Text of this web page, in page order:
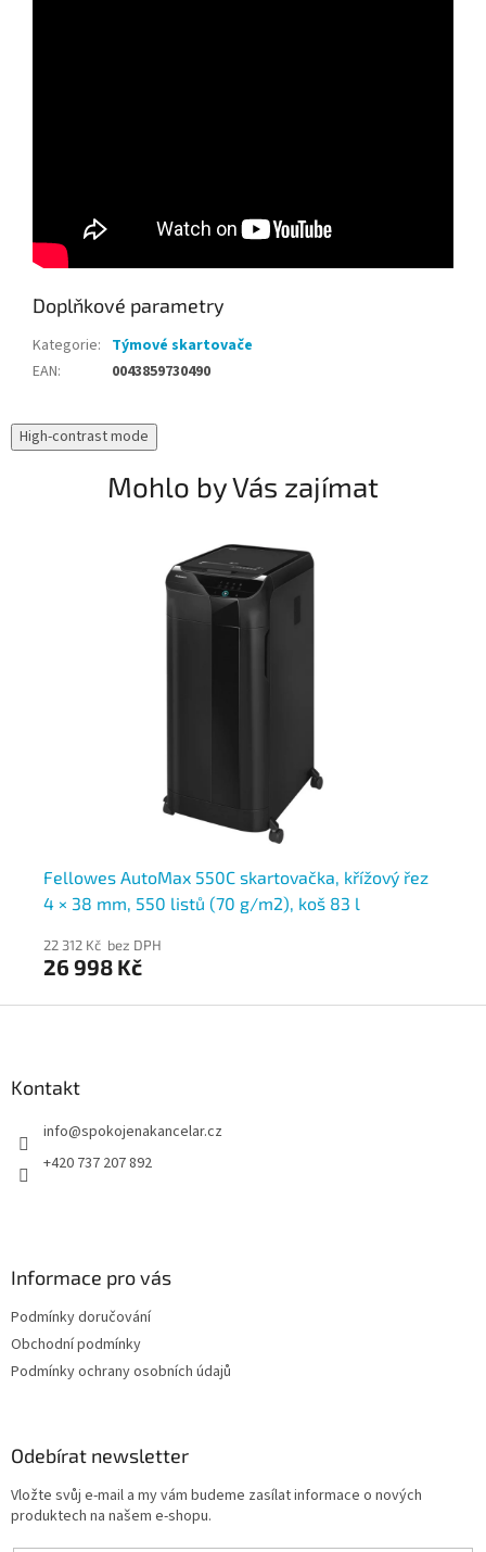
Doplňkové parametry
Kategorie: Týmové skartovače
EAN: 0043859730490
High-contrast mode
Mohlo by Vás zajímat
Fellowes AutoMax 550C skartovačka, křížový řez
4 × 38 mm, 550 listů (70 g/m2), koš 83 l
22 312 Kč bez DPH
26 998 Kč
Kontakt
info@spokojenakancelar.cz
+420 737 207 892
Informace pro vás
Podmínky doručování
Obchodní podmínky
Podmínky ochrany osobních údajů
Odebírat newsletter
Vložte svůj e-mail a my vám budeme zasílat informace o nových
produktech na našem e-shopu.